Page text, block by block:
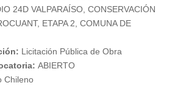
24D VALPARAÍSO, CONSERVACIÓN
ETAPA 2, COMUNA DE
Licitación Pública de Obra
ABIERTO
Chileno